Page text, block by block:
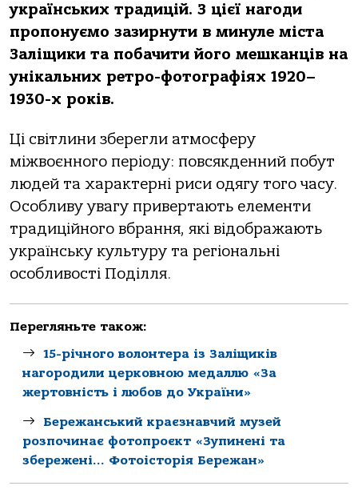
українських традицій. З цієї нагоди
пропонуємо зазирнути в минуле міста
Заліщики та побачити його мешканців на
унікальних ретро-фотографіях 1920–
1930-х років.
Ці світлини зберегли атмосферу
міжвоєнного періоду: повсякденний побут
людей та характерні риси одягу того часу.
Особливу увагу привертають елементи
традиційного вбрання, які відображають
українську культуру та регіональні
особливості Поділля.
Перегляньте також:
15-річного волонтера із Заліщиків
нагородили церковною медаллю «За
жертовність і любов до України»
Бережанський краєзнавчий музей
розпочинає фотопроєкт «Зупинені та
збережені… Фотоісторія Бережан»